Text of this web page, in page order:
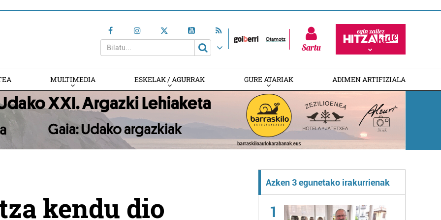
Sartu
MULTIMEDIA ESKELAK / AGURRAK GURE ATARIAK ADIMEN ARTIFIZIALA
kendu dio
Azken 3 egunetako irakurrienak
1